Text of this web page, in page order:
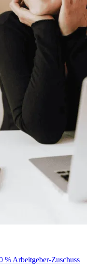
% Arbeitgeber-Zuschuss